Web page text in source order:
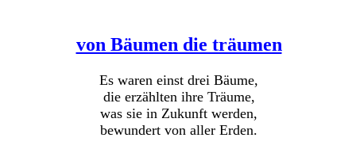
von Bäumen die träumen
Es waren einst drei Bäume,
die erzählten ihre Träume,
was sie in Zukunft werden,
bewundert von aller Erden.